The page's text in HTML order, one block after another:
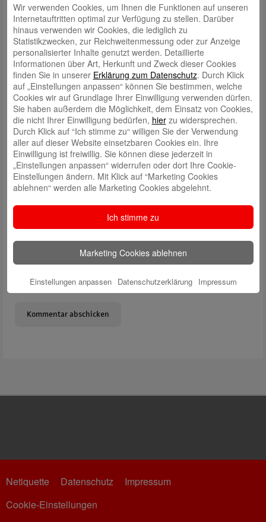
Schreibe einen Kommentar
Deine E-Mail-Adresse wird nicht veröffentlicht. Erforderliche Felder
sind mit*markiert
Meinen Namen, meine E-Mail-Adresse und meine Website in
diesem Browser für die nächste Kommentierung speichern.
Netiquette Datenschutz
Impressum
Cookie-Einstellungen
Wir verwenden Cookies, um Ihnen die Funktionen auf unseren
Internetauftritten optimal zur Verfügung zu stellen. Darüber
hinaus verwenden wir Cookies, die lediglich zu
Statistikzwecken, zur Reichweitenmessung oder zur Anzeige
personalisierter Inhalte genutzt werden. Detaillierte
Informationen über Art, Herkunft und Zweck dieser Cookies
finden Sie in unserer Erklärung zum Datenschutz. Durch Klick
auf „Einstellungen anpassen“ können Sie bestimmen, welche
Cookies wir auf Grundlage Ihrer Einwilligung verwenden dürfen.
Sie haben außerdem die Möglichkeit, dem Einsatz von Cookies,
die nicht Ihrer Einwilligung bedürfen, hierzu widersprechen.
Durch Klick auf “Ich stimme zu“ willigen Sie der Verwendung
aller auf dieser Website einsetzbaren Cookies ein. Ihre
Einwilligung ist freiwillig. Sie können diese jederzeit in
„Einstellungen anpassen“ widerrufen oder dort Ihre Cookie-
Einstellungen ändern. Mit Klick auf “Marketing Cookies
ablehnen“ werden alle Marketing Cookies abgelehnt.
Ich stimme zu
Marketing Cookies ablehnen
Einstellungen anpassen Datenschutzerklärung Impressum